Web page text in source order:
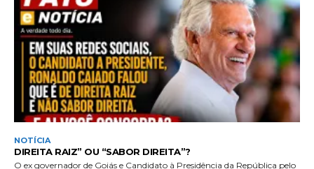
NOTÍCIA
DIREITA RAIZ” OU “SABOR DIREITA”?
O ex governador de Goiás e Candidato à Presidência da República pelo